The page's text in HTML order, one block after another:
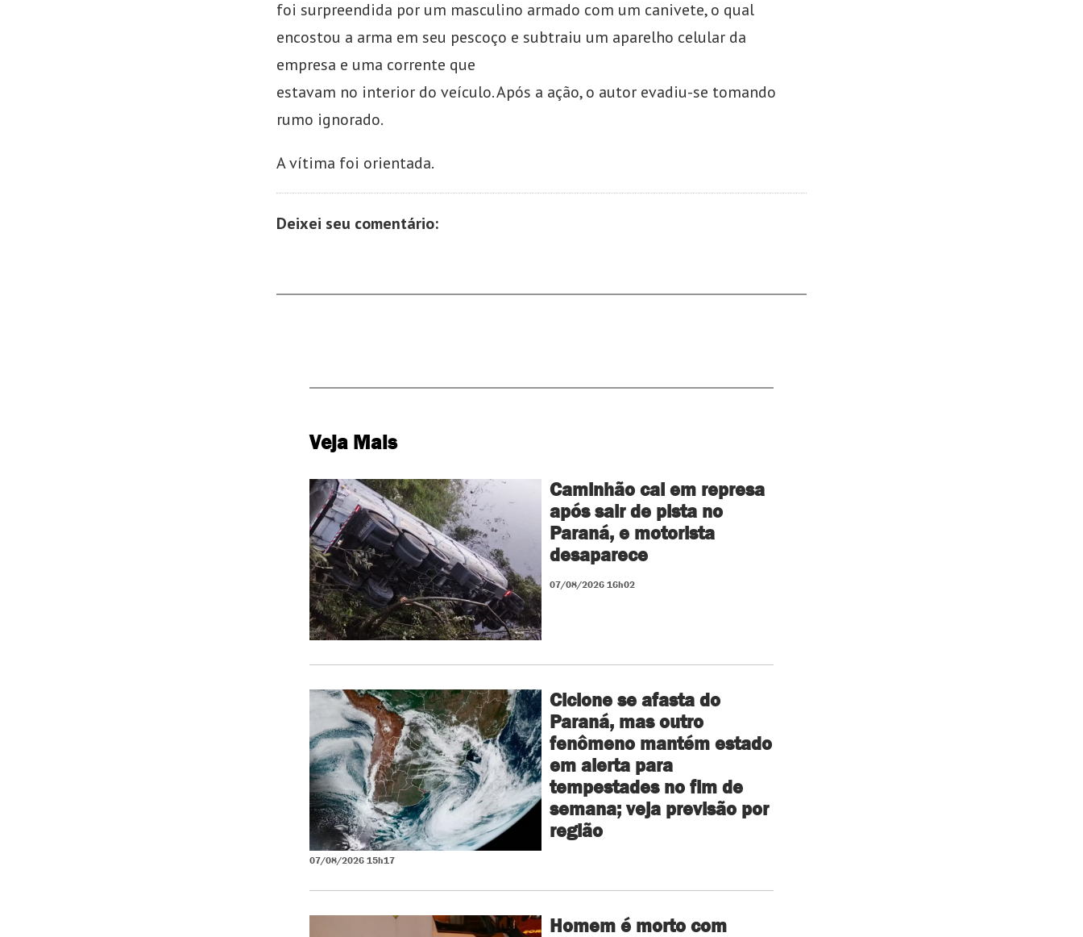
foi surpreendida por um masculino armado com um canivete, o qual
encostou a arma em seu pescoço e subtraiu um aparelho celular da
empresa e uma corrente que
estavam no interior do veículo. Após a ação, o autor evadiu-se tomando
rumo ignorado.
A vítima foi orientada.
Deixei seu comentário:
Veja Mais
Caminhão cai em represa
após sair de pista no
Paraná, e motorista
desaparece
07/08/2026 16h02
Ciclone se afasta do
Paraná, mas outro
fenômeno mantém estado
em alerta para
tempestades no fim de
semana; veja previsão por
região
07/08/2026 15h17
Homem é morto com